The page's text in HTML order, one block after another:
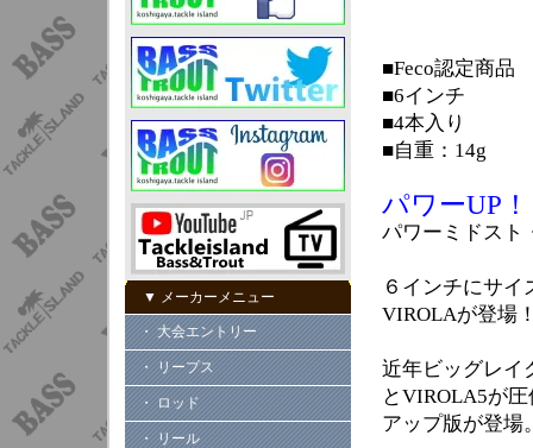
▼ メーカーメニュー
・ 大会エントリー
・ リープス
・ ロッド
・ リール
■Feco認定商品
■6インチ
■4本入り
■自重：14g
パワーUP
パワーミドス
６インチにサ
VIROLAが登場
近年ビッグレイ
とVIROLA5が
アップ版が登場